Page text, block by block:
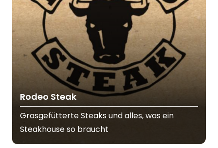
Rodeo Steak
Grasgefütterte Steaks und alles, was ein
Steakhouse so braucht